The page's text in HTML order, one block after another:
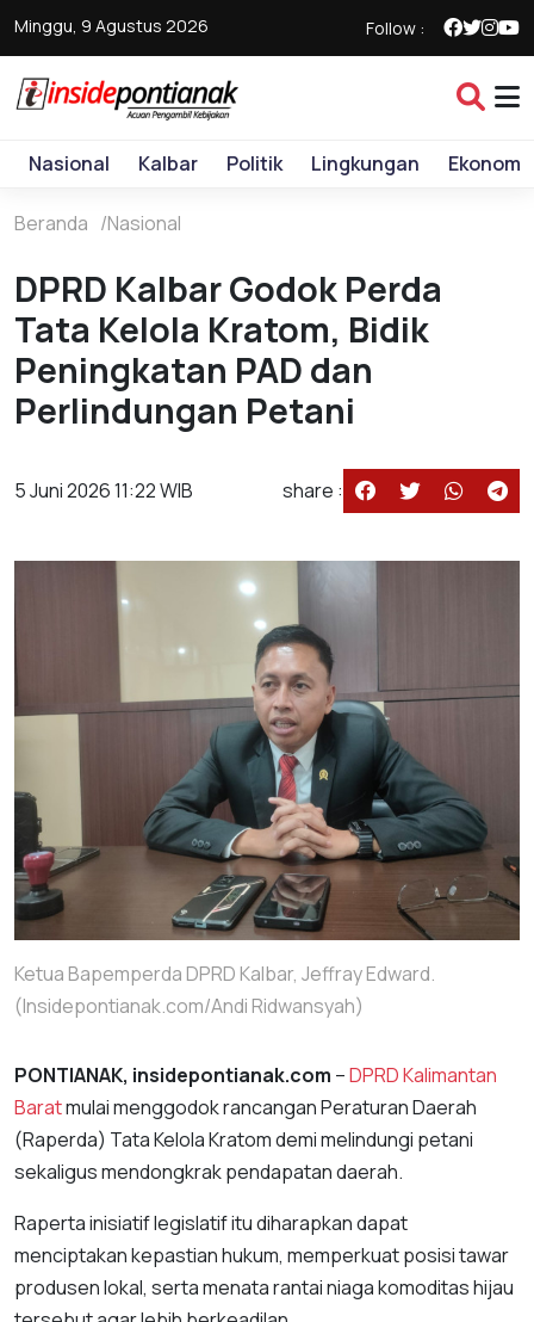
Minggu, 9 Agustus 2026 Follow :
Nasional Kalbar Politik Lingkungan Ekonomi
Beranda Nasional
DPRD Kalbar Godok Perda
Tata Kelola Kratom, Bidik
Peningkatan PAD dan
Perlindungan Petani
5 Juni 2026 11:22 WIB share :
Ketua Bapemperda DPRD Kalbar, Jeffray Edward.
(Insidepontianak.com/Andi Ridwansyah)
PONTIANAK, insidepontianak.com –DPRD Kalimantan
Baratmulai menggodok rancangan Peraturan Daerah
(Raperda) Tata Kelola Kratom demi melindungi petani
sekaligus mendongkrak pendapatan daerah.
Raperta inisiatif legislatif itu diharapkan dapat
menciptakan kepastian hukum, memperkuat posisi tawar
produsen lokal, serta menata rantai niaga komoditas hijau